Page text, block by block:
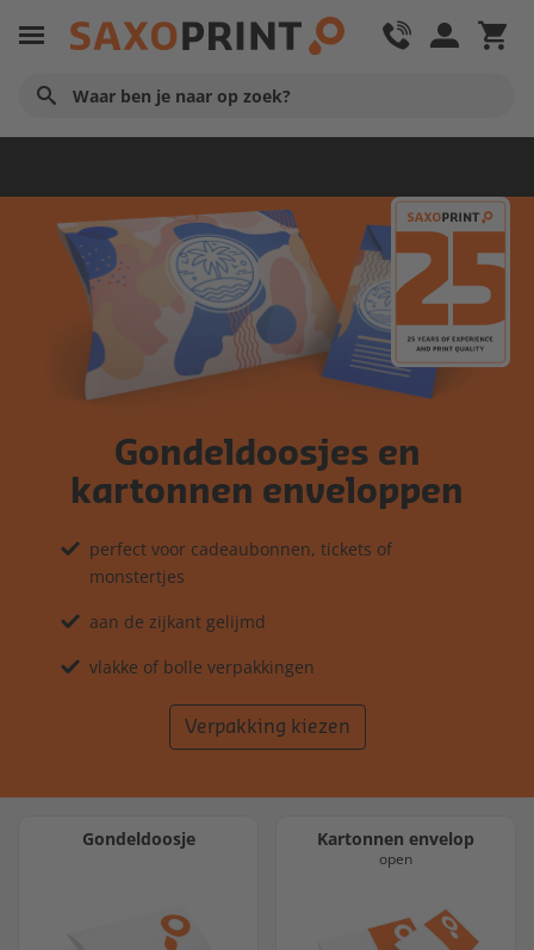
Gondeldoosjes en
kartonnen enveloppen
perfect voor cadeaubonnen, tickets of
monstertjes
aan de zijkant gelijmd
vlakke of bolle verpakkingen
Verpakking kiezen
Gondeldoosje Kartonnen envelop
open